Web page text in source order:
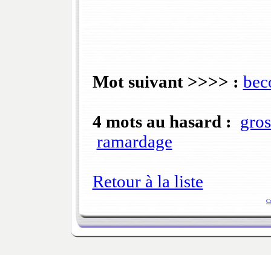
Mot suivant >>>> :
4 mots au hasard :
ramardage
Retour à la liste